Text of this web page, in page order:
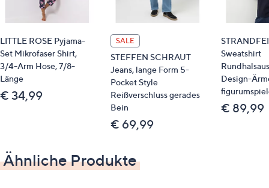
Maße (Größe 38/19) & Passform
Innenbeinlänge: ca. 76/72 cm
gerades Bein
lange Form
normale Leibhöhe
wir empfehlen die Kurzgröße bei einer
Körperhöhe von 157 bis 164 cm
wir empfehlen die Normalgröße bei einer
LITTLE ROSE Pyjama-
Set Mikrofaser Shirt,
3/4-Arm Hose, 7/8-
Länge
€ 34,99
SALE
STEFFEN SCHRAUT
Jeans, lange Form 5-
Pocket Style
Reißverschluss gerades
Bein
€ 69,99
Sweatshirt
Design-
€ 89,99
Ähnliche Produkte